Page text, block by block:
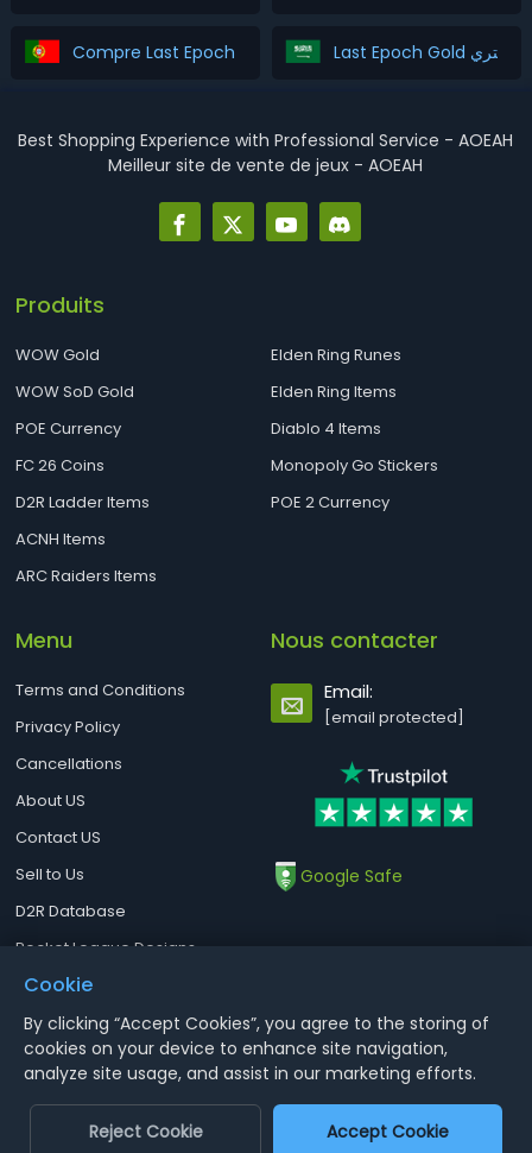
Compre Last Epoch Gold Last Epoch Gold اشتري
Best Shopping Experience with Professional Service - AOEAH
Meilleur site de vente de jeux - AOEAH
Produits
WOW Gold
WOW SoD Gold
POE Currency
FC 26 Coins
D2R Ladder Items
ACNH Items
ARC Raiders Items
Elden Ring Runes
Elden Ring Items
Diablo 4 Items
Monopoly Go Stickers
POE 2 Currency
Menu
Terms and Conditions
Privacy Policy
Cancellations
About US
Contact US
Sell to Us
D2R Database
Rocket League Designs
Nous contacter
Email:
[email protected]
Google Safe
Notice : Using illegal leveling and gold service might terminate the
account
Aoeah.com Copyright 2017-2026, Inc. All Rights Reserved
Dengfeng Network Technology Limited
Cookie
By clicking “Accept Cookies”, you agree to the storing of
cookies on your device to enhance site navigation,
analyze site usage, and assist in our marketing efforts.
Reject Cookie Accept Cookie